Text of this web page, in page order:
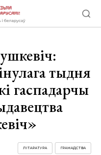
тыдня
гаспадарчы
ГРАМАДСТВА
ЛІТАРАТУРА